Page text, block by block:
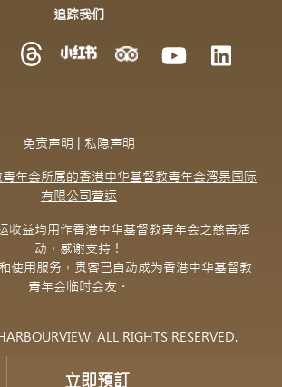
立即預訂
追踪我们
免责声明 私隐声明
年会所属的香港中华基督教青年会湾景国际
有限公司营运
收益均用作香港中华基督教青年会之慈善活
动，感谢支持！
使用服务，贵客已自动成为香港中华基督教
青年会临时会友。
ALL RIGHTS RESERVED.